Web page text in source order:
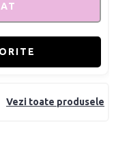
Vezi toate produsele